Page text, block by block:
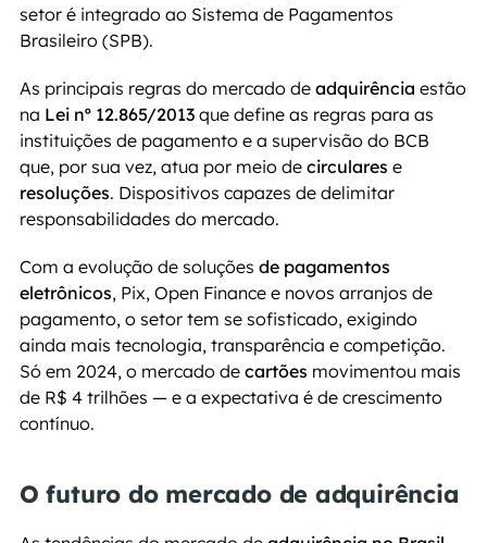
setor é integrado ao Sistema de Pagamentos
Brasileiro (SPB).
As principais regras do mercado de adquirência estão
na Lei nº 12.865/2013 que define as regras para as
instituições de pagamento e a supervisão do BCB
que, por sua vez, atua por meio de circulares
e
resoluções. Dispositivos capazes de delimitar
responsabilidades do mercado.
Com a evolução de soluções de pagamentos
eletrônicos, Pix, Open Finance e novos arranjos de
pagamento, o setor tem se sofisticado, exigindo
ainda mais tecnologia, transparência e competição.
Só em 2024, o mercado de cartões movimentou mais
de R$ 4 trilhões — e a expectativa é de crescimento
contínuo.
O futuro do mercado de adquirência